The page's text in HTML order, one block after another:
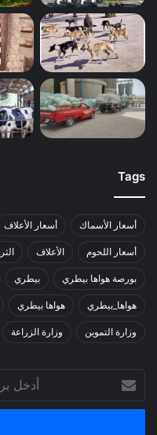
Tags
أسعار الأسماك أسعار الأعلاف
أسعار اللحوم الأعلاف
بورصة هواها بيطري بيطري
هواها_بيطري هواها بيطري
وزارة التموين وزارة الزراعة
بريدك
الإلكتروني